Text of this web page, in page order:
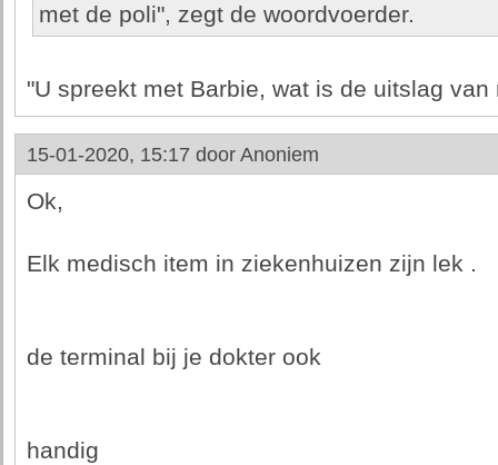
met de poli", zegt de woordvoerder.
"U spreekt met Barbie, wat is de uitslag
15-01-2020, 15:17 door Anoniem
Ok,
Elk medisch item in ziekenhuizen zijn lek .
de terminal bij je dokter ook
handig